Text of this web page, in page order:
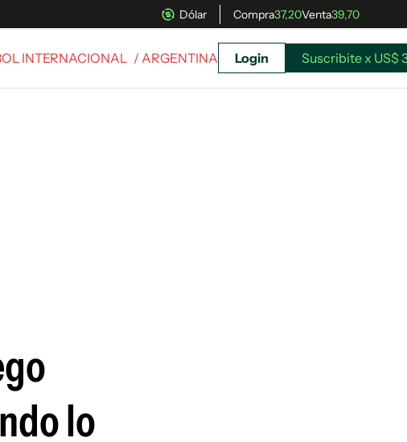
Dólar Compra37,20Venta39,70
Siguenos en:
INTERNACIONAL / ARGENTINA Login Suscribite x US$
lo